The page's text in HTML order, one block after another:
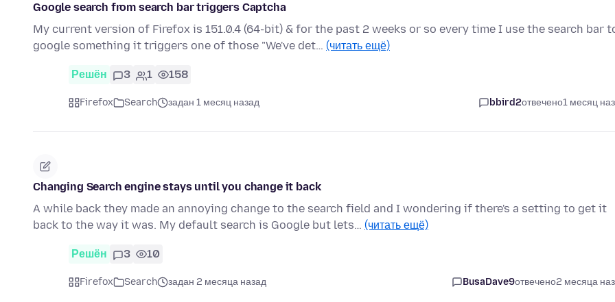
Google search from search bar triggers Captcha
My current version of Firefox is 151.0.4 (64-bit) & for the past 2 weeks or so every time I use the search bar
google something it triggers one of those "We've det… (читать ещё)
Решён 3 1 158
Firefox Search задан 1 месяц назад bbird2отвечено1 месяц
Changing Search engine stays until you change it back
A while back they made an annoying change to the search field and I wondering if there's a setting to get it
back to the way it was. My default search is Google but lets… (читать ещё)
Решён 3 10
Firefox Search задан 2 месяца назад BusaDave9отвечено2 месяца